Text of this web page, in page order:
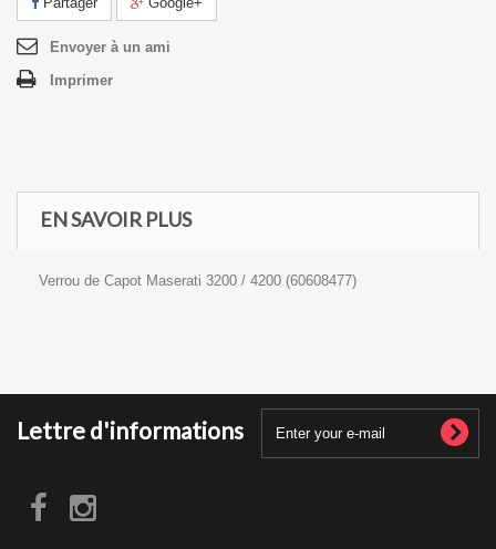
Envoyer à un ami
Imprimer
EN SAVOIR PLUS
Verrou de Capot Maserati 3200 / 4200 (60608477)
Lettre d'informations